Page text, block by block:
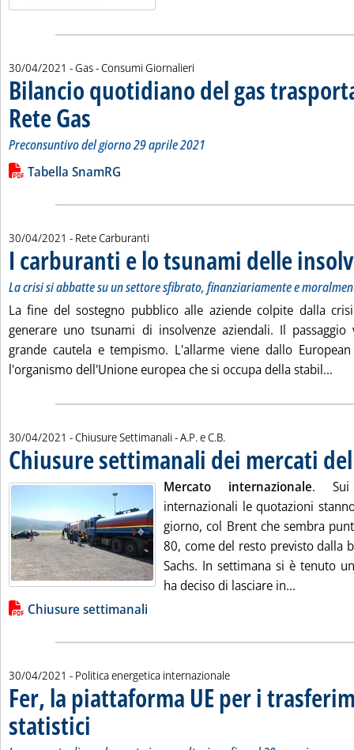
30/04/2021 - Gas - Consumi Giornalieri
Bilancio quotidiano del gas
Rete Gas . Sottotitolo: Preconsuntivo del giorno 29 aprile 2021
. Pubblicata venerdì 30 aprile 2021 alle 14.14.
Preconsuntivo del giorno 29 aprile 2021
Leggi tutta la notizia: 'Bilancio quotidiano del gas
Lista allegati PDF alla notizia
Tabella SnamRG
30/04/2021 - Rete Carburanti
I carburanti e lo tsunami delle
La crisi si abbatte su un settore sfibrato, finanziariamente e
La fine del sostegno pubblico alle aziende colpite dalla
generare uno tsunami di insolvenze aziendali. Il
grande cautela e tempismo. L'allarme viene dallo
l'organismo dell'Unione europea che si occupa della stabil...
30/04/2021 - Chiusure Settimanali -di:
A.P. e C.B.
Chiusure settimanali dei mercati
Mercato internazionale. Sui
internazionali le quotazioni
giorno, col Brent che sembra
80, come del resto previsto dalla
Sachs. In settimana si è tenuto
ha deciso di lasciare in...
Lista allegati PDF alla notizia
Chiusure settimanali
30/04/2021 - Politica energetica internazionale
Fer, la piattaforma UE per i
statistici . Sottotitolo: La proposta di regolamento in consultazione fino al 29
. Pubblicata venerdì 30 aprile 2021 alle 13.9.